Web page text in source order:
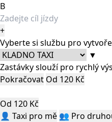
B
+
Vyberte si službu pro
▼
Zastávky slouží pro rychlý
Pokračovat Od 120 Kč
Od 120 Kč
👤 Taxi pro mě 👥 Pro